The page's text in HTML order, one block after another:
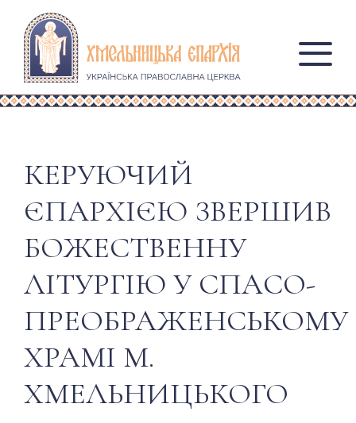
КЕРУЮЧИЙ
ЄПАРХІЄЮ ЗВЕРШИВ
БОЖЕСТВЕННУ
ЛІТУРГІЮ У СПАСО-
ПРЕОБРАЖЕНСЬКОМУ
ХРАМІ М.
ХМЕЛЬНИЦЬКОГО